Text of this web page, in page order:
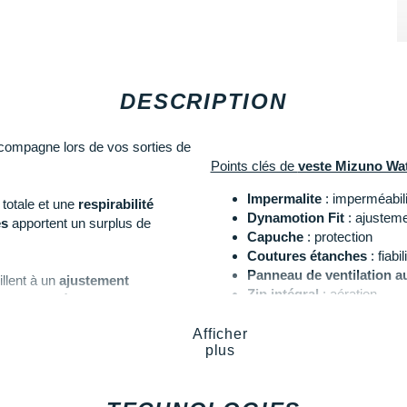
DESCRIPTION
lors de vos sorties de
totale et une respirabilité
apportent un surplus de
à un ajustement
Points clés de veste Mizuno
Impermalite:
Dynamotion Fit:
Capuche: protection
Coutures étanches:
Panneau de ventilation
Zip intégral : aération
Éléments réfléchissants
Afficher
plus